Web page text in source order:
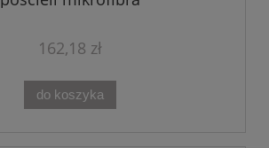
162,18 zł
do koszyka